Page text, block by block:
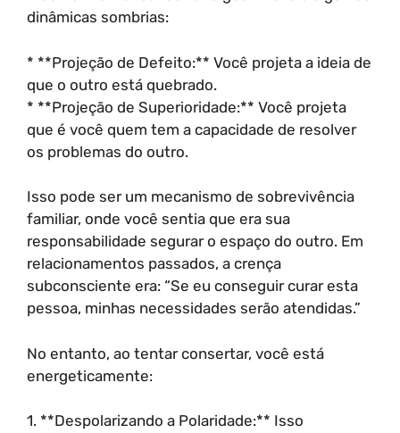
dinâmicas sombrias:
* **Projeção de Defeito:** Você projeta a ideia de
que o outro está quebrado.
* **Projeção de Superioridade:** Você projeta
que é você quem tem a capacidade de resolver
os problemas do outro.
Isso pode ser um mecanismo de sobrevivência
familiar, onde você sentia que era sua
responsabilidade segurar o espaço do outro. Em
relacionamentos passados, a crença
subconsciente era: “Se eu conseguir curar esta
pessoa, minhas necessidades serão atendidas.”
No entanto, ao tentar consertar, você está
energeticamente:
1. **Despolarizando a Polaridade:** Isso